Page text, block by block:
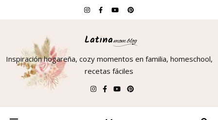
Inspiración hogareña, cozy momentos en familia, homeschool,
recetas fáciles